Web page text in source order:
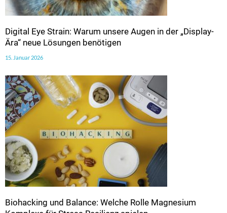
Digital Eye Strain: Warum unsere Augen in der „Display-
Ära“ neue Lösungen benötigen
15. Januar 2026
Biohacking und Balance: Welche Rolle Magnesium